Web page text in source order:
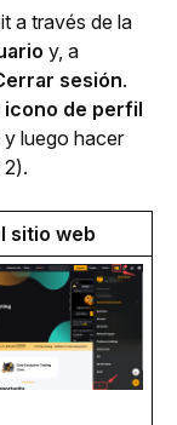
a través de la
y, a
sesión.
icono de perfil
y luego hacer
sitio web